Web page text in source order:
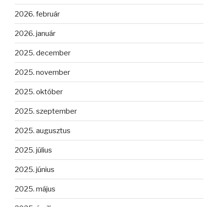
2026. február
2026. január
2025. december
2025. november
2025. október
2025. szeptember
2025. augusztus
2025. július
2025. június
2025. május